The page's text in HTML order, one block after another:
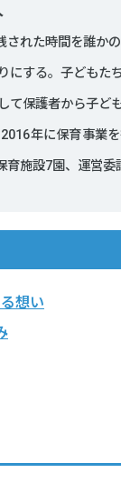
れた時間を誰か
する。子どもた
て保護者から子ど
年に保育事業
施設7園、運営委
想い